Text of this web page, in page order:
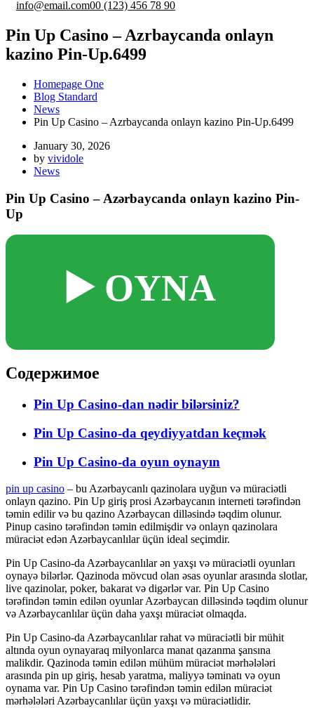
info@email.com00 (123) 456 78 90
Pin Up Casino – Azrbaycanda onlayn
kazino Pin-Up.6499
Homepage One
Blog Standard
News
Pin Up Casino – Azrbaycanda onlayn kazino Pin-Up.6499
January 30, 2026
by vividole
News
Pin Up Casino – Azərbaycanda onlayn kazino Pin-
Up
▶️ OYNA
Содержимое
Pin Up Casino-dan nədir bilərsiniz?
Pin Up Casino-da qeydiyyatdan keçmək
Pin Up Casino-da oyun oynayın
pin up casino – bu Azərbaycanlı qazinolara uyğun və müraciətli
onlayn qazino. Pin Up giriş prosi Azərbaycanın interneti tərəfindən
təmin edilir və bu qazino Azərbaycan dilləsində təqdim olunur.
Pinup casino tərəfindən təmin edilmişdir və onlayn qazinolara
müraciət edən Azərbaycanlılar üçün ideal seçimdir.
Pin Up Casino-da Azərbaycanlılar ən yaxşı və müraciətli oyunları
oynayə bilərlər. Qazinoda mövcud olan əsas oyunlar arasında slotlar,
live qazinolar, poker, bakarat və digərlər var. Pin Up Casino
tərəfindən təmin edilən oyunlar Azərbaycan dilləsində təqdim olunur
və Azərbaycanlılar üçün daha yaxşı müraciət olmaqda.
Pin Up Casino-da Azərbaycanlılar rahat və müraciətli bir mühit
altında oyun oynayaraq milyonlarca manat qazanma şansına
malikdir. Qazinoda təmin edilən mühüm müraciət mərhələləri
arasında pin up giriş, hesab yaratma, maliyyə təminatı və oyun
oynama var. Pin Up Casino tərəfindən təmin edilən müraciət
mərhələləri Azərbaycanlılar üçün yaxşı və müraciətlidir.